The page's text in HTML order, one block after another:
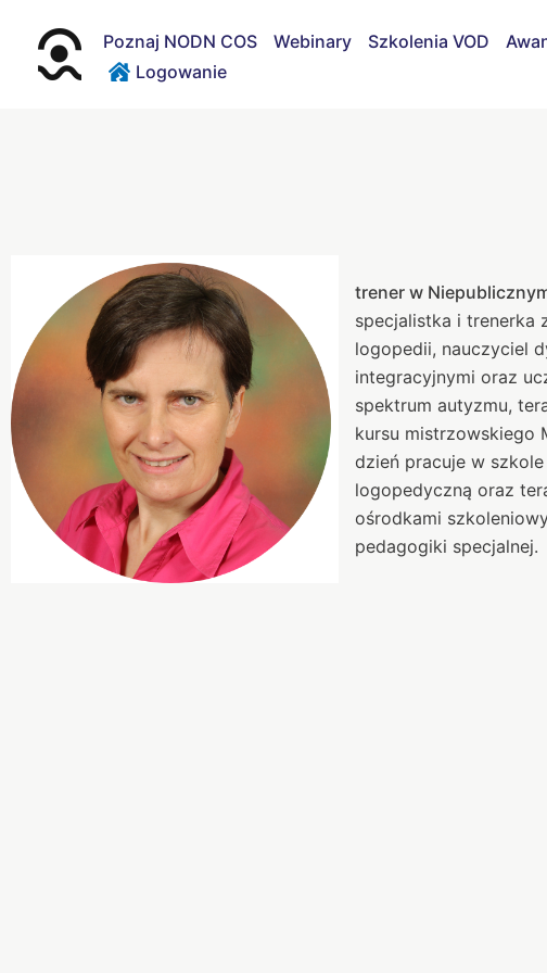
treści
Poznaj NODN COS Webinary Szkolenia VOD
Logowanie
trener w
specjalistka i trenerka
logopedii, nauczyciel
integracyjnymi oraz
spektrum autyzmu,
kursu mistrzowskiego
dzień pracuje w
logopedyczną oraz
ośrodkami
pedagogiki specjalnej.